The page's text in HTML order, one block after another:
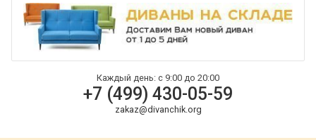
Оплата и доставка
Контакты
Каждый день: с 9:00 до 20:00
+7 (499) 430-05-59
zakaz@divanchik.org